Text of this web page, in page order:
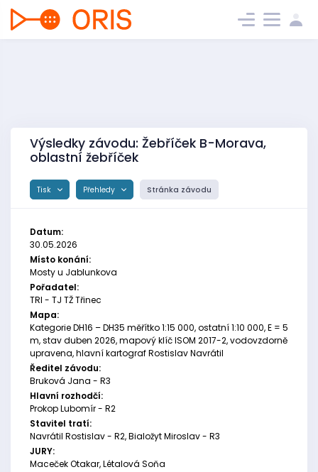
Výsledky závodu: Žebříček B-Morava,
oblastní žebříček
Tisk Přehledy Stránka závodu
Datum:
30.05.2026
Místo konání:
Mosty u Jablunkova
Pořadatel:
TRI - TJ TŽ Třinec
Mapa:
Kategorie DH16 – DH35 měřítko 1:15 000, ostatní 1:10 000, E = 5
m, stav duben 2026, mapový klíč ISOM 2017-2, vodovzdorně
upravena, hlavní kartograf Rostislav Navrátil
Ředitel závodu:
Bruková Jana - R3
Hlavní rozhodčí:
Prokop Lubomír - R2
Stavitel tratí:
Navrátil Rostislav - R2, Bialožyt Miroslav - R3
JURY:
Maceček Otakar, Létalová Soňa